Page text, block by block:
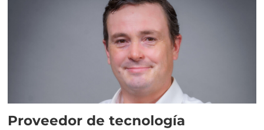
Proveedor de tecnología